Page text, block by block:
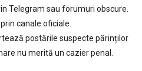
Telegram sau forumuri obscure.
canale oficiale.
postările suspecte părinților
nu merită un cazier penal.